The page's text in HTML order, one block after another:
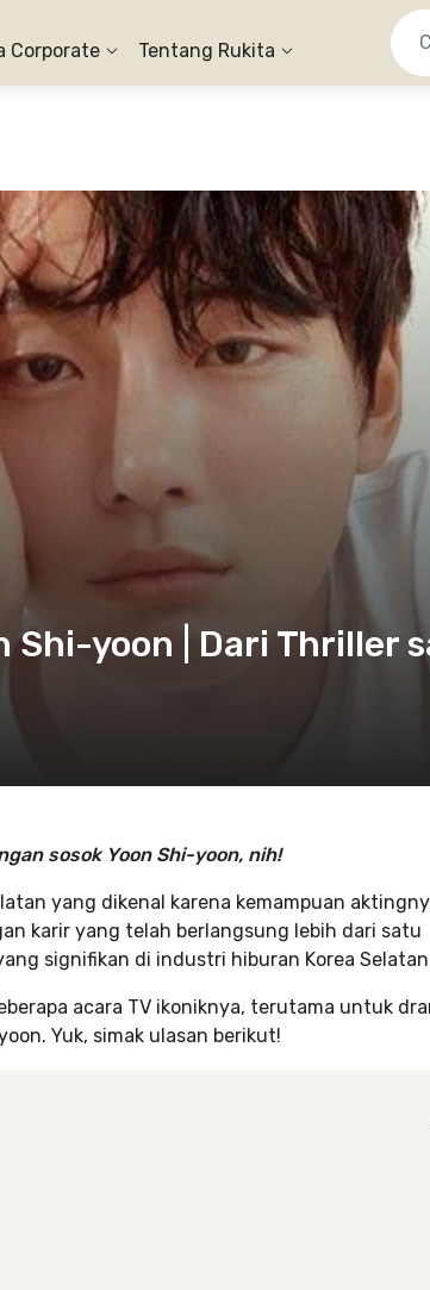
Corporate Tentang Rukita
Shi-yoon | Dari Thriller
sosok Yoon Shi-yoon, nih!
yang dikenal karena kemampuan
karir yang telah berlangsung lebih dari satu
signifikan di industri hiburan Korea
acara TV ikoniknya, terutama untuk
Yuk, simak ulasan berikut!